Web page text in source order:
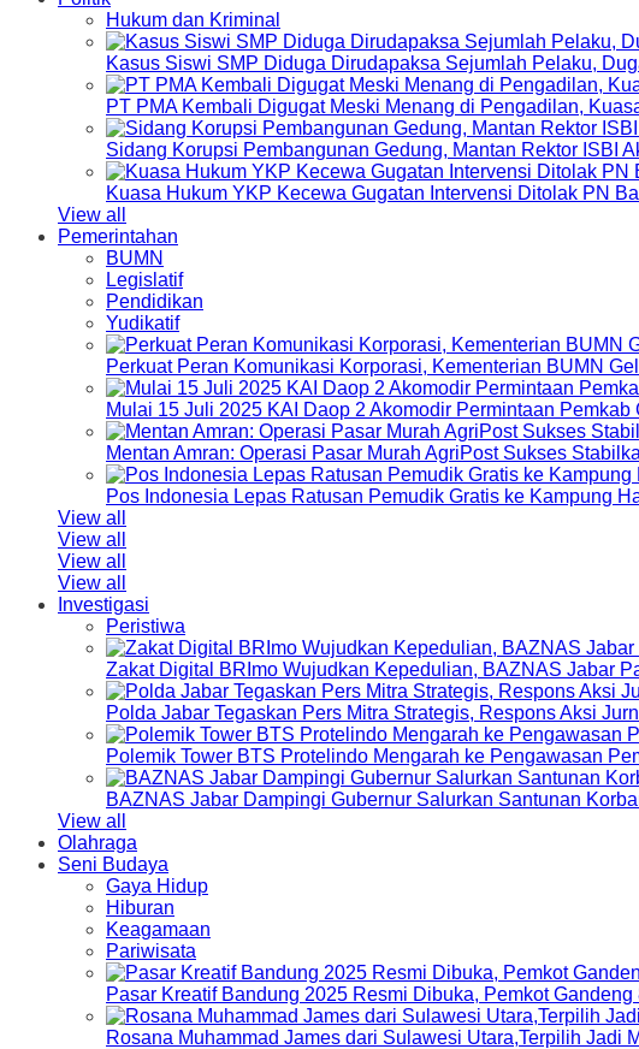
Hukum dan Kriminal
Kasus Siswi SMP Diduga Dirudapaksa Sejumlah Pelaku,
PT PMA Kembali Digugat Meski Menang di Pengadilan,
Sidang Korupsi Pembangunan Gedung, Mantan Rektor ISBI
Kuasa Hukum YKP Kecewa Gugatan Intervensi Ditolak PN
View all
Pemerintahan
BUMN
Legislatif
Pendidikan
Yudikatif
Perkuat Peran Komunikasi Korporasi, Kementerian BUMN
Mulai 15 Juli 2025 KAI Daop 2 Akomodir Permintaan
Mentan Amran: Operasi Pasar Murah AgriPost Sukses
Pos Indonesia Lepas Ratusan Pemudik Gratis ke Kampung
View all
View all
View all
View all
Investigasi
Peristiwa
Zakat Digital BRImo Wujudkan Kepedulian, BAZNAS Jabar
Polda Jabar Tegaskan Pers Mitra Strategis, Respons Aksi
Polemik Tower BTS Protelindo Mengarah ke Pengawasan
BAZNAS Jabar Dampingi Gubernur Salurkan Santunan
View all
Olahraga
Seni Budaya
Gaya Hidup
Hiburan
Keagamaan
Pariwisata
Pasar Kreatif Bandung 2025 Resmi Dibuka, Pemkot
Rosana Muhammad James dari Sulawesi Utara,Terpilih Jadi